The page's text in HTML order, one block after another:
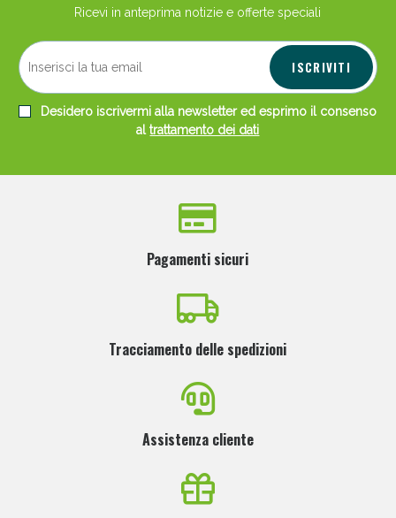
Ricevi in anteprima notizie e offerte speciali
ISCRIVITI
Desidero iscrivermi alla newsletter ed esprimo il consenso
altrattamento dei dati
Pagamenti sicuri
Tracciamento delle spedizioni
Assistenza cliente